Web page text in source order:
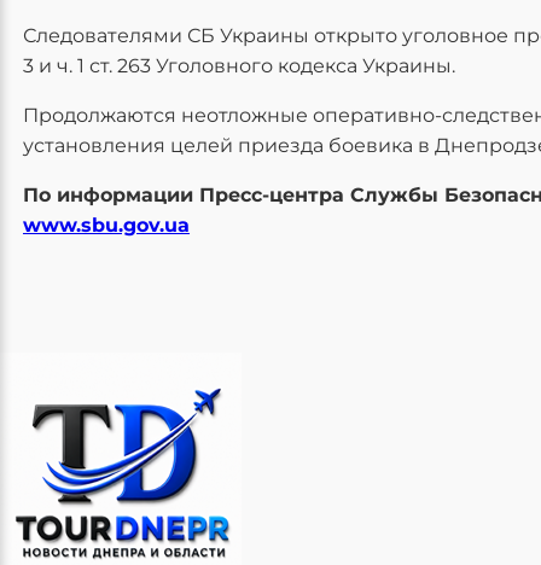
Следователями СБ Украины открыто уголовное
3 и ч. 1 ст. 263 Уголовного кодекса Украины.
Продолжаются неотложные оперативно-
установления целей приезда боевика в
По информации Пресс-центра Службы
www.sbu.gov.ua